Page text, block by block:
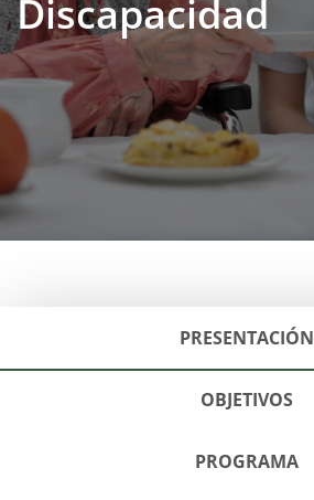
Discapacidad
PRESENTACIÓN
OBJETIVOS
PROGRAMA